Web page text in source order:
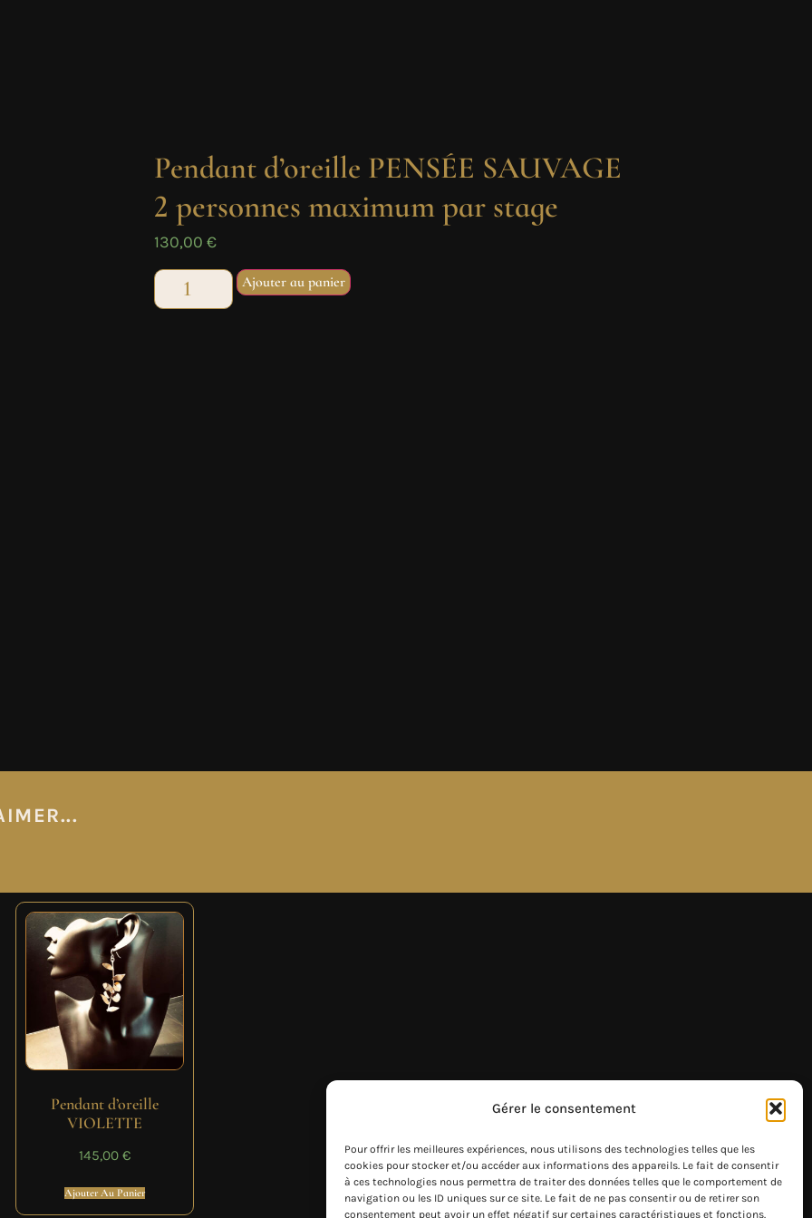
Gérer le consentement
Pour offrir les meilleures expériences, nous utilisons des technologies telles que les
cookies pour stocker et/ou accéder aux informations des appareils. Le fait de consentir
à ces technologies nous permettra de traiter des données telles que le comportement de
navigation ou les ID uniques sur ce site. Le fait de ne pas consentir ou de retirer son
consentement peut avoir un effet négatif sur certaines caractéristiques et fonctions.
Pendant d’oreille PENSÉE SAUVAGE
2 personnes maximum par stage
130,00 €
Ajouter au panier
Pendant d’oreille
VIOLETTE
145,00€
Ajouter Au Panier